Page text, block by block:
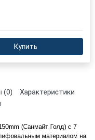
RU
(0)
Характеристики
(Санмайт Голд) с 7
материалом на
Купить